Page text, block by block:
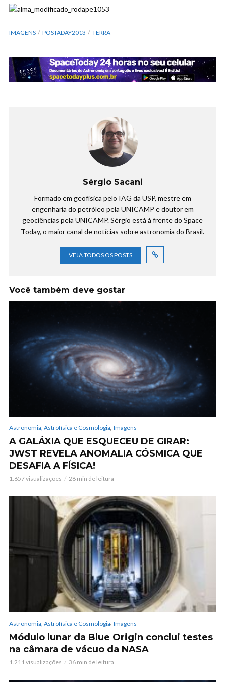
IMAGENS POSTADAY2013 TERRA
Sérgio Sacani
Formado em geofísica pelo IAG da USP, mestre em
engenharia do petróleo pela UNICAMP e doutor em
geociências pela UNICAMP. Sérgio está à frente do Space
Today, o maior canal de notícias sobre astronomia do Brasil.
VEJA TODOS OS POSTS
Você também deve gostar
Astronomia, Astrofísica e Cosmologia, Imagens
A GALÁXIA QUE ESQUECEU DE GIRAR:
JWST REVELA ANOMALIA CÓSMICA QUE
DESAFIA A FÍSICA!
1.657 visualizações 28 min de leitura
Astronomia, Astrofísica e Cosmologia, Imagens
Módulo lunar da Blue Origin conclui testes
na câmara de vácuo da NASA
1.211 visualizações 36 min de leitura